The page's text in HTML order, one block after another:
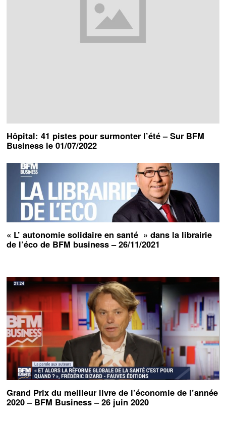
Hôpital: 41 pistes pour surmonter l’été – Sur BFM
Business le 01/07/2022
« L’ autonomie solidaire en santé » dans la librairie
de l’éco de BFM business – 26/11/2021
Grand Prix du meilleur livre de l’économie de l’année
2020 – BFM Business – 26 juin 2020